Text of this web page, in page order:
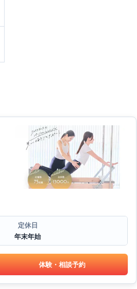
定休日
年末年始
体験・相談予約